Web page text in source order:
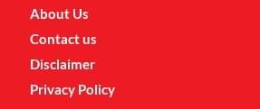
About Us
Contact us
Disclaimer
Privacy Policy